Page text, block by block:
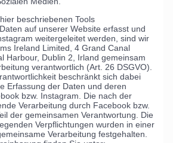
beschriebenen Tools
auf unserer Website erfasst und
weitergeleitet werden, sind wir
Ireland Limited, 4 Grand Canal
Harbour, Dublin 2, Irland gemeinsam
verantwortlich (Art. 26 DSGVO).
beschränkt sich dabei
Erfassung der Daten und deren
bzw. Instagram. Die nach der
Verarbeitung durch Facebook bzw.
der gemeinsamen Verantwortung. Die
Verpflichtungen wurden in einer
Verarbeitung festgehalten.